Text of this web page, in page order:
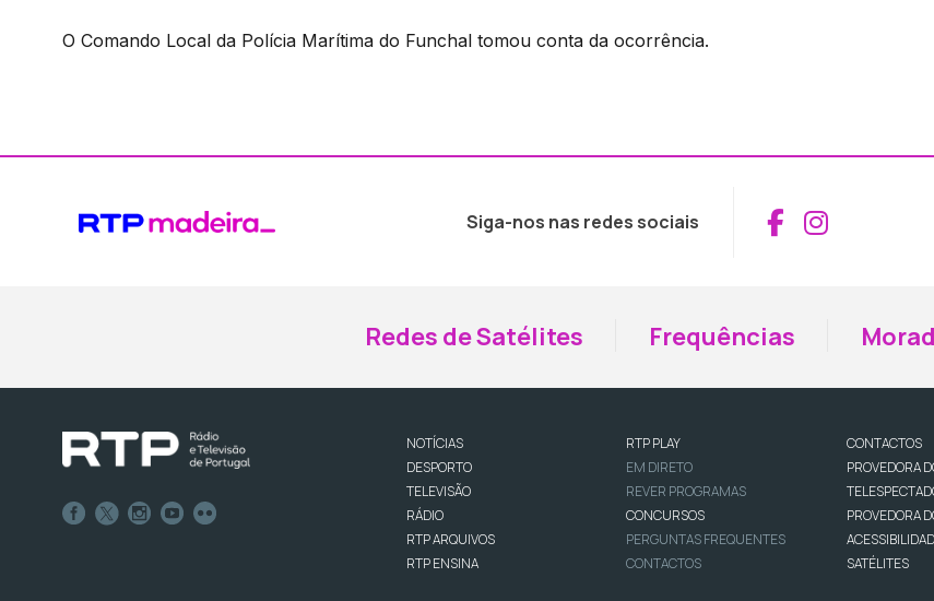
O Comando Local da Polícia Marítima do Funchal tomou conta da ocorrência.​
Siga-nos nas redes sociais Aceder ao
Aceder
Redes de Satélites Frequências
NOTÍCIAS
DESPORTO
TELEVISÃO
RÁDIO
RTP ARQUIVOS
RTP ENSINA
RTP PLAY
EM DIRETO
REVER PROGRAMAS
CONCURSOS
PERGUNTAS FREQUENTES
CONTACTOS
CONTACTOS
PROVEDORA
PROVEDORA
SATÉLITES